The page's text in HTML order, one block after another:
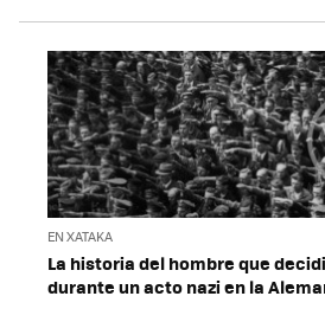
EN XATAKA
La historia del hombre que
durante un acto nazi en la